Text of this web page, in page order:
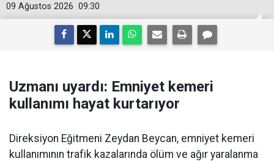
09:30
09 Ağustos 2026
Uzmanı uyardı: Emniyet kemeri
kullanımı hayat kurtarıyor
Direksiyon Eğitmeni Zeydan Beycan, emniyet kemeri
kullanımının trafik kazalarında ölüm ve ağır yaralanma